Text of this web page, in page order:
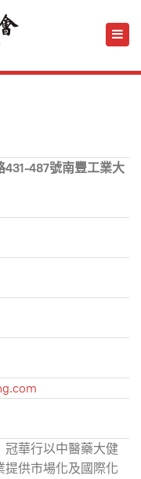
487號南豐工業大
冠華行以中醫藥大健
提供市場化及國際化